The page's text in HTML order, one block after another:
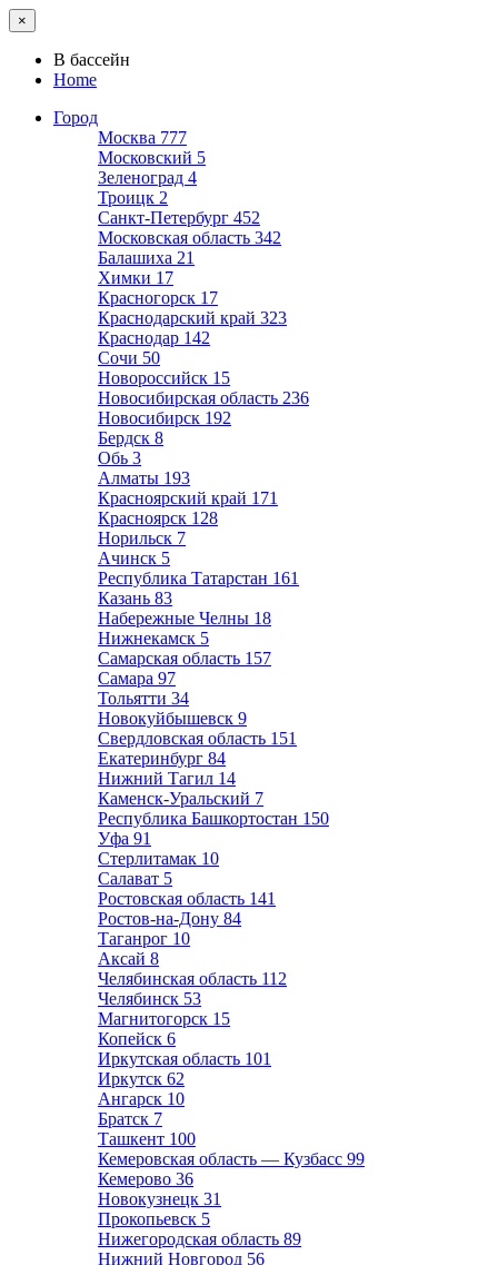
×
В бассейн
Home
Город
Москва 777
Московский 5
Зеленоград 4
Троицк 2
Санкт-Петербург 452
Московская область 342
Балашиха 21
Химки 17
Красногорск 17
Краснодарский край 323
Краснодар 142
Сочи 50
Новороссийск 15
Новосибирская область 236
Новосибирск 192
Бердск 8
Обь 3
Алматы 193
Красноярский край 171
Красноярск 128
Норильск 7
Ачинск 5
Республика Татарстан 161
Казань 83
Набережные Челны 18
Нижнекамск 5
Самарская область 157
Самара 97
Тольятти 34
Новокуйбышевск 9
Свердловская область 151
Екатеринбург 84
Нижний Тагил 14
Каменск-Уральский 7
Республика Башкортостан 150
Уфа 91
Стерлитамак 10
Салават 5
Ростовская область 141
Ростов-на-Дону 84
Таганрог 10
Аксай 8
Челябинская область 112
Челябинск 53
Магнитогорск 15
Копейск 6
Иркутская область 101
Иркутск 62
Ангарск 10
Братск 7
Ташкент 100
Кемеровская область — Кузбасс 99
Кемерово 36
Новокузнецк 31
Прокопьевск 5
Нижегородская область 89
Нижний Новгород 56